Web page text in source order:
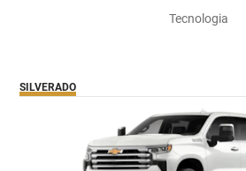
Tecnologia
SILVERADO